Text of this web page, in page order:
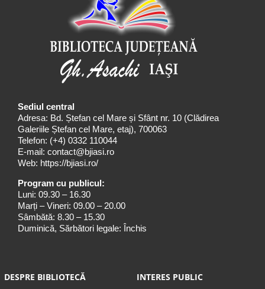
Sediul central
Adresa: Bd. Ștefan cel Mare și Sfânt nr. 10 (Clădirea
Galeriile Ștefan cel Mare, etaj), 700063
Telefon: (+4) 0332 110044
E-mail: contact@bjiasi.ro
Web: https://bjiasi.ro/
Program cu publicul:
Luni: 09.30 – 16.30
Marți – Vineri: 09.00 – 20.00
Sâmbătă: 8.30 – 15.30
Duminică, Sărbători legale: Închis
DESPRE BIBLIOTECĂ INTERES PUBLIC